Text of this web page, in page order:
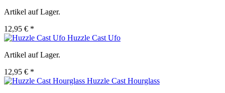
Artikel auf Lager.
12,95 € *
Huzzle Cast Ufo
Artikel auf Lager.
12,95 € *
Huzzle Cast Hourglass